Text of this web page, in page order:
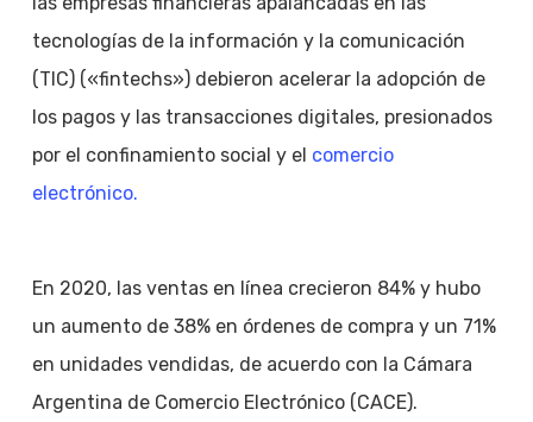
tecnologías de la información y la comunicación
(TIC) («fintechs») debieron acelerar la adopción de
los pagos y las transacciones digitales, presionados
por el confinamiento social y el comercio
electrónico.
En 2020, las ventas en línea crecieron 84% y hubo
un aumento de 38% en órdenes de compra y un 71%
en unidades vendidas, de acuerdo con la Cámara
Argentina de Comercio Electrónico (CACE).